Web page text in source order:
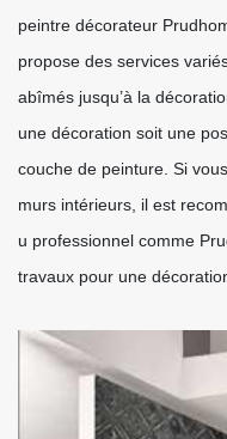
peintre décorateur
propose des services
abîmés jusqu’à la
une décoration soit une
couche de peinture. Si
murs intérieurs, il est
u professionnel comme
travaux pour une